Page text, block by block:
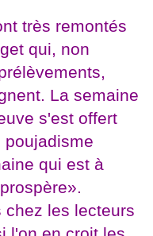
très remontés
qui, non
La semaine
s'est offert
poujadisme
qui est à
chez les lecteurs